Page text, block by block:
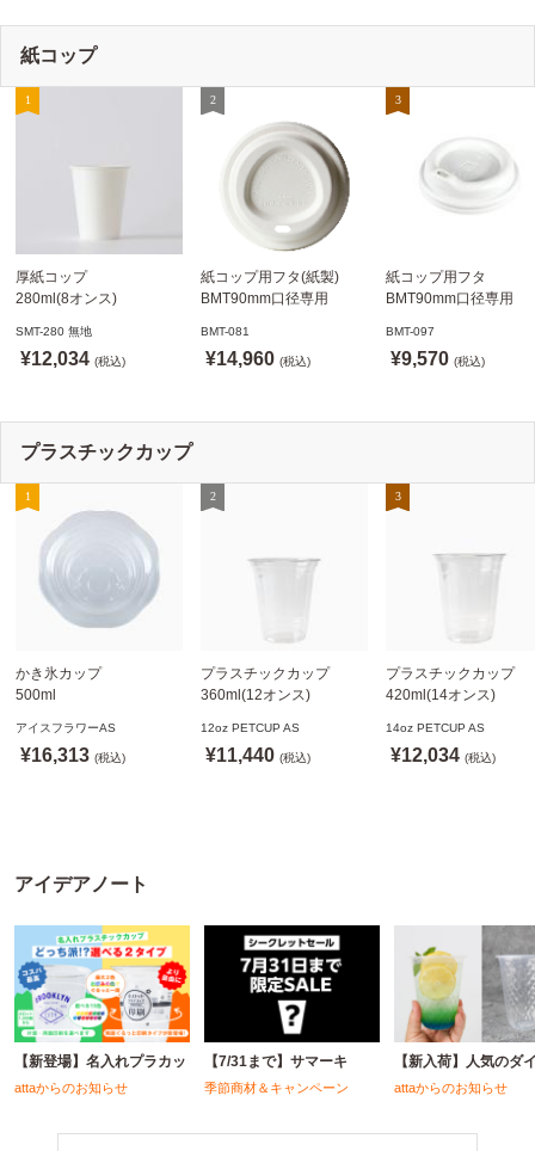
紙コップ
厚紙コップ
280ml(8オンス)
SMT-280 無地
※沖縄・離島 送料別途
SMT-280 無地
¥12,034 (税込)
紙コップ用フタ(紙製)
BMT90mm口径専用
※適合品番あり ※沖縄・
BMT-081
¥14,960 (税込)
紙コップ用フタ
BMT90mm口径専用
※適合品番あり ※沖縄
BMT-097
¥9,570 (税込)
プラスチックカップ
かき氷カップ
500ml
※北海道・沖縄・離島 送
料別途
アイスフラワーAS
¥16,313 (税込)
プラスチックカップ
360ml(12オンス)
※沖縄・離島 配送料別途
12oz PETCUP AS
¥11,440 (税込)
プラスチックカップ
420ml(14オンス)
※沖縄・離島 配送料
14oz PETCUP AS
¥12,034 (税込)
アイデアノート
【新登場】名入れプラカッ
attaからのお知らせ
【7/31まで】サマーキ
季節商材＆キャンペーン
【新入荷】人気のダ
attaからのお知らせ